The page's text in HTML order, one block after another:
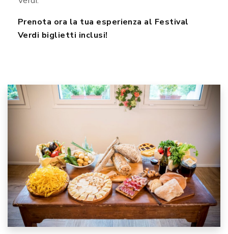
Prenota ora la tua esperienza al Festival
Verdi biglietti inclusi!